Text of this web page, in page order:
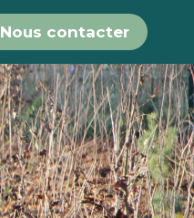
Nous contacter